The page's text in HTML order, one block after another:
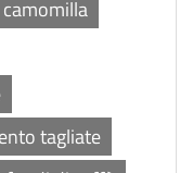
tagliate